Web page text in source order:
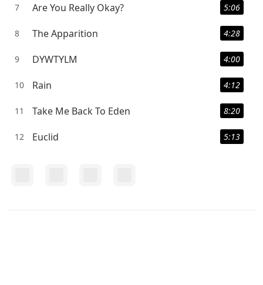
7 Are You Really Okay? 5:06
8 The Apparition 4:28
9 DYWTYLM 4:00
10 Rain 4:12
11 Take Me Back To Eden 8:20
12 Euclid 5:13